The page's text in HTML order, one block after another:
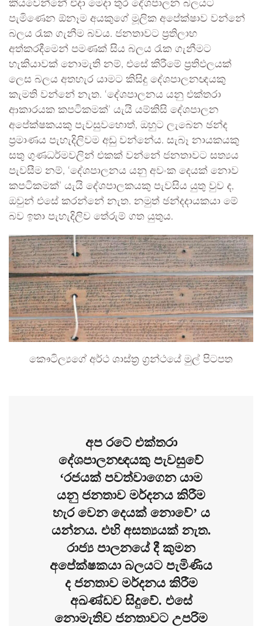
කියවෙන්නේ එදා මෙදා තුර දේශපාලන බලයට
පැමිණෙන ඕනෑම අයකුගේ මූලික අපේක්ෂාව වන්නේ
බලය රැක ගැනීම බවය. ජනතාවට ප්‍රතිලාභ
අත්කරදීමෙන් පමණක් සිය බලය රැක ගැනීමට
හැකියාවක් නොමැති නම්, එසේ කිරීමේ ප්‍රතිඵලයක්
ලෙස බලය අතහැර යාමට කිසිදු දේශපාලනඥයකු
කැමති වන්නේ නැත. ‘දේශපාලනය යනු එක්තරා
ආකාරයක කපටිකමක්’ යැයි යම්කිසි දේශපාලන
අපේක්ෂකයකු පැවසුවහොත්, ඔහුට ලැබෙන ඡන්ද
ප්‍රමාණය පැහැදිලිවම අඩු වන්නේය. සැබෑ නායකයකු
සතු ගුණධර්මවලින් එකක් වන්නේ ජනතාවට සත්‍යය
පැවසීම නම්, ‘දේශපාලනය යනු අවංක දෙයක් නොව
කපටිකමක්’ යැයි දේශපාලකයකු පැවසිය යුතු වුව ද,
ඔවුන් එසේ කරන්නේ නැත. නමුත් ඡන්දදායකයා මේ
බව ඉතා පැහැදිලිව තේරුම් ගත යුතුය.
කෞටිල්‍යගේ අර්ථ ශාස්ත්‍ර ග්‍රන්ථයේ මුල් පිටපත
අප රටේ එක්තරා
දේශපාලනඥයකු පැවසුවේ
‘රජයක් පවත්වාගෙන යාම
යනු ජනතාව මර්දනය කිරීම
හැර වෙන දෙයක් නොවේ’ ය
යන්නය. එහි අසත්‍යයක් නැත.
රාජ්‍ය පාලනයේ දී කුමන
අපේක්ෂකයා බලයට පැමිණිය
ද ජනතාව මර්දනය කිරීම
අඛණ්ඩව සිදුවේ. එසේ
නොමැතිව ජනතාවට උපරිම